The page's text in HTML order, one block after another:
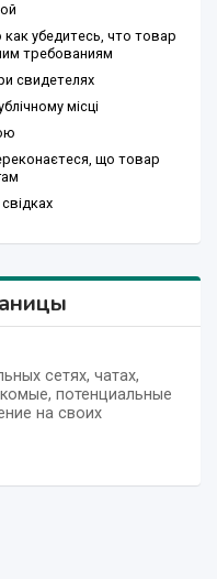
убедитесь, что товар
требованиям
свидетелях
місці
що товар
сетях, чатах,
потенциальные
на своих